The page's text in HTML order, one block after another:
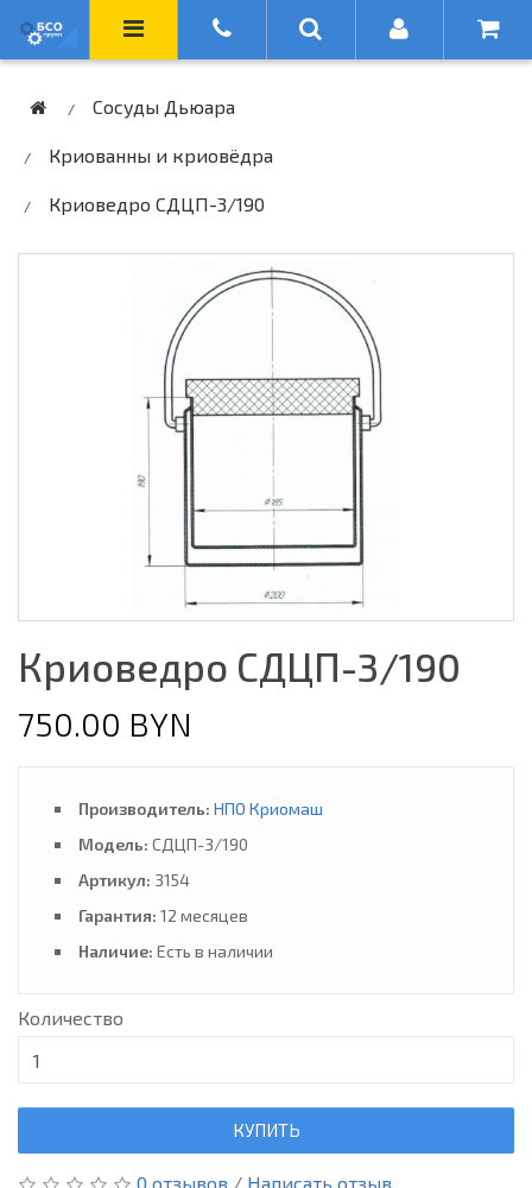
Сосуды Дьюара
Криованны и криовёдра
Криоведро СДЦП-3/190
Криоведро СДЦП-3/190
750.00 BYN
Производитель: НПО Криомаш
Модель: СДЦП-3/190
Артикул: 3154
Гарантия: 12 месяцев
Наличие: Есть в наличии
Количество
КУПИТЬ
0 отзывов / Написать отзыв